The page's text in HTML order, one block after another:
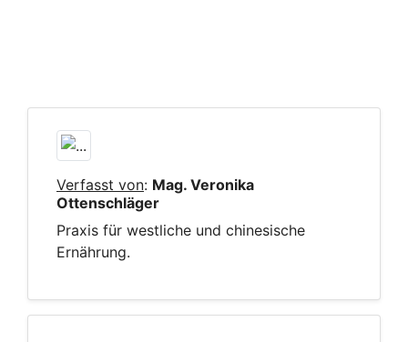
Verfasst von: Mag. Veronika
Ottenschläger
Praxis für westliche und chinesische
Ernährung.